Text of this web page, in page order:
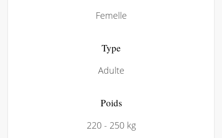
Femelle
Type
Adulte
Poids
220 - 250 kg